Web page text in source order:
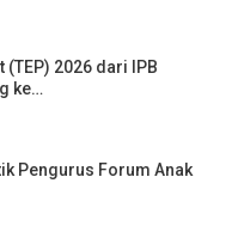
2026 dari IPB
ke…
Pengurus Forum Anak